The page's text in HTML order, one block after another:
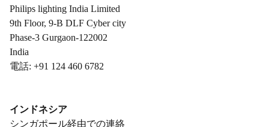
Philips lighting India Limited
9th Floor, 9-B DLF Cyber city
Phase-3 Gurgaon-122002
India
電話: +91 124 460 6782
インドネシア
シンガポール経由での連絡